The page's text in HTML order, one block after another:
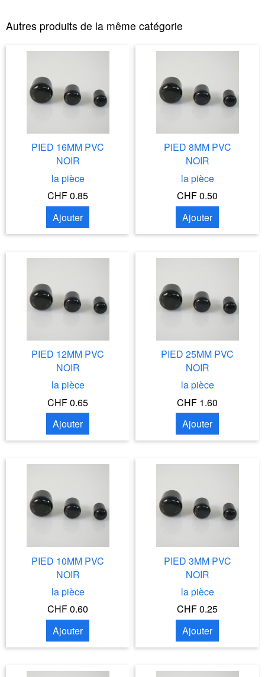
Autres produits de la même catégorie
PIED 16MM PVC
NOIR
la pièce
CHF 0.85
Ajouter
PIED 8MM PVC
NOIR
la pièce
CHF 0.50
Ajouter
PIED 12MM PVC
NOIR
la pièce
CHF 0.65
Ajouter
PIED 25MM PVC
NOIR
la pièce
CHF 1.60
Ajouter
PIED 10MM PVC
NOIR
la pièce
CHF 0.60
Ajouter
PIED 3MM PVC
NOIR
la pièce
CHF 0.25
Ajouter